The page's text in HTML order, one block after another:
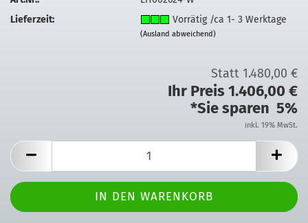
Lieferzeit:
Vorrätig /ca 1- 3 Werktage
(Ausland abweichend)
Statt 1.480,00 €
Ihr Preis 1.406,00 €
*Sie sparen 5%
inkl. 19% MwSt.